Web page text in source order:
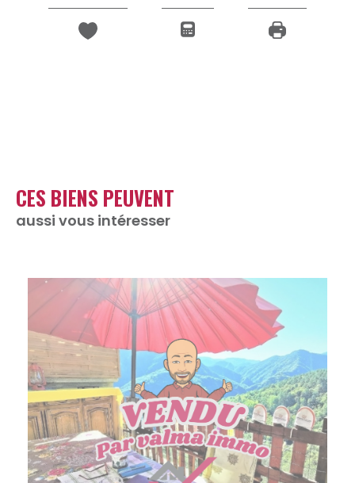
CES BIENS PEUVENT
aussi vous intéresser